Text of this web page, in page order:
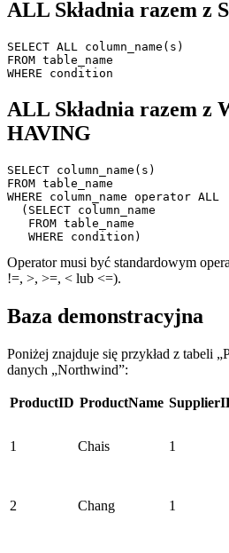
ALL Składnia razem z
SELECT ALL column_name(s)
FROM table_name
ALL Składnia razem z
HAVING
SELECT column_name(s)
FROM table_name
WHERE column_name operator ALL
  (SELECT column_name
   FROM table_name
Operator musi być standardowym
!=, >, >=, < lub <=).
Baza demonstracyjna
Poniżej znajduje się przykład z tabeli
danych „Northwind”:
ProductID ProductName
1 Chais 1
2 Chang 1